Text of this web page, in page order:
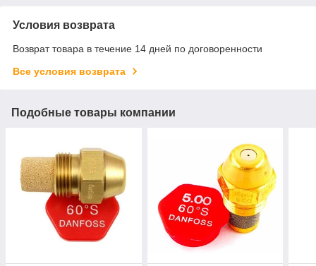
Условия возврата
Возврат товара в течение 14 дней по договоренности
Все условия возврата
Подобные товары компании